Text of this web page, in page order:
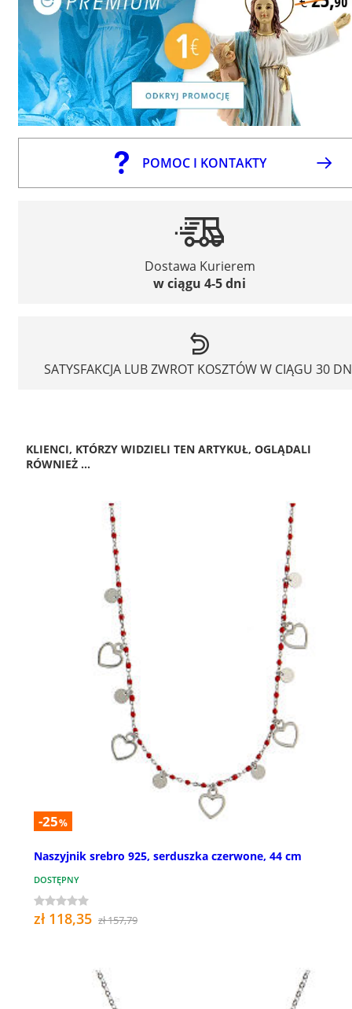
POMOC I KONTAKTY
Dostawa Kurierem
w ciągu 4-5 dni
SATYSFAKCJA LUB ZWROT KOSZTÓW W CIĄGU 30
KLIENCI, KTÓRZY WIDZIELI TEN ARTYKUŁ, OGLĄDALI
RÓWNIEŻ ...
-25%
Naszyjnik srebro 925, serduszka czerwone, 44 cm
DOSTĘPNY
zł 118,35 zł 157,79